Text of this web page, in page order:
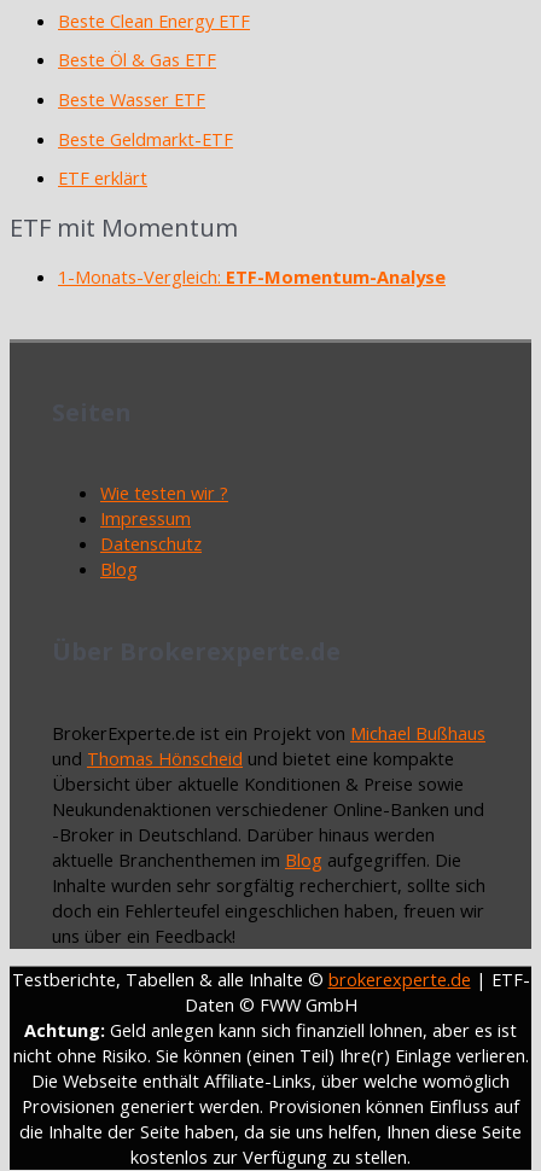
Beste Clean Energy ETF
Beste Öl & Gas ETF
Beste Wasser ETF
Beste Geldmarkt-ETF
ETF erklärt
ETF mit Momentum
1-Monats-Vergleich: ETF-Momentum-Analyse
Wie testen wir ?
Impressum
Datenschutz
Blog
BrokerExperte.de ist ein Projekt von Michael Bußhaus
und Thomas Hönscheid und bietet eine kompakte
Übersicht über aktuelle Konditionen & Preise sowie
Neukundenaktionen verschiedener Online-Banken und
-Broker in Deutschland. Darüber hinaus werden
aktuelle Branchenthemen im Blog aufgegriffen. Die
Inhalte wurden sehr sorgfältig recherchiert, sollte sich
doch ein Fehlerteufel eingeschlichen haben, freuen wir
uns über ein Feedback!
Testberichte, Tabellen & alle Inhalte © brokerexperte.de | ETF-
Daten © FWW GmbH
Achtung: Geld anlegen kann sich finanziell lohnen, aber es ist
nicht ohne Risiko. Sie können (einen Teil) Ihre(r) Einlage verlieren.
Die Webseite enthält Affiliate-Links, über welche womöglich
Provisionen generiert werden. Provisionen können Einfluss auf
die Inhalte der Seite haben, da sie uns helfen, Ihnen diese Seite
kostenlos zur Verfügung zu stellen.